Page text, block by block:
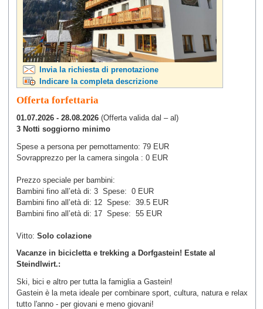
Invia la richiesta di prenotazione
Indicare la completa descrizione
Offerta forfettaria
01.07.2026 - 28.08.2026(Offerta valida dal – al)
3 Notti soggiorno minimo
Spese a persona per pernottamento: 79 EUR
Sovrapprezzo per la camera singola : 0 EUR
Prezzo speciale per bambini:
Bambini fino all’età di: 3 Spese: 0 EUR
Bambini fino all’età di: 12 Spese: 39.5 EUR
Bambini fino all’età di: 17 Spese: 55 EUR
Vitto: Solo colazione
Vacanze in bicicletta e trekking a Dorfgastein! Estate al
Steindlwirt.:
Ski, bici e altro per tutta la famiglia a Gastein!
Gastein è la meta ideale per combinare sport, cultura, natura e relax
tutto l'anno - per giovani e meno giovani!